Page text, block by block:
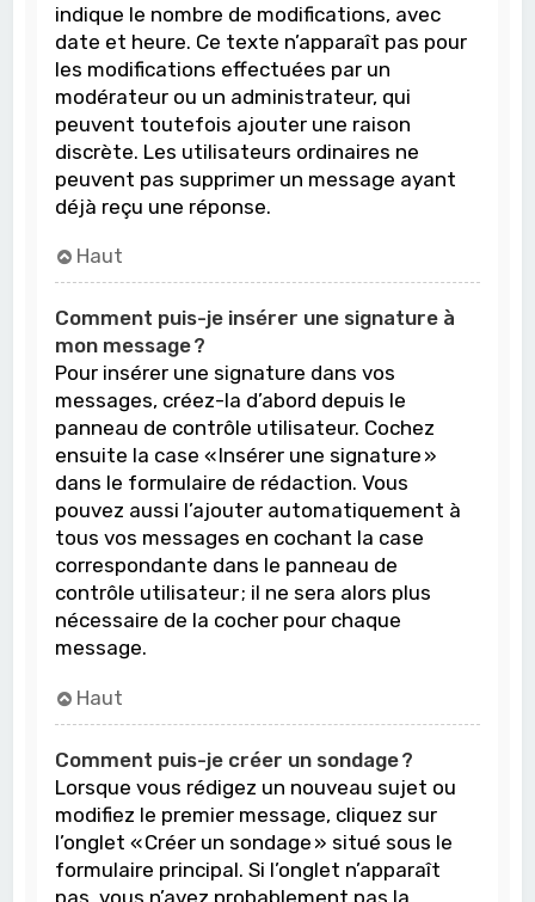
indique le nombre de modifications, avec
date et heure. Ce texte n’apparaît pas pour
les modifications effectuées par un
modérateur ou un administrateur, qui
peuvent toutefois ajouter une raison
discrète. Les utilisateurs ordinaires ne
peuvent pas supprimer un message ayant
déjà reçu une réponse.
Haut
Comment puis-je insérer une signature à
mon message ?
Pour insérer une signature dans vos
messages, créez-la d’abord depuis le
panneau de contrôle utilisateur. Cochez
ensuite la case « Insérer une signature »
dans le formulaire de rédaction. Vous
pouvez aussi l’ajouter automatiquement à
tous vos messages en cochant la case
correspondante dans le panneau de
contrôle utilisateur ; il ne sera alors plus
nécessaire de la cocher pour chaque
message.
Haut
Comment puis-je créer un sondage ?
Lorsque vous rédigez un nouveau sujet ou
modifiez le premier message, cliquez sur
l’onglet « Créer un sondage » situé sous le
formulaire principal. Si l’onglet n’apparaît
pas, vous n’avez probablement pas la